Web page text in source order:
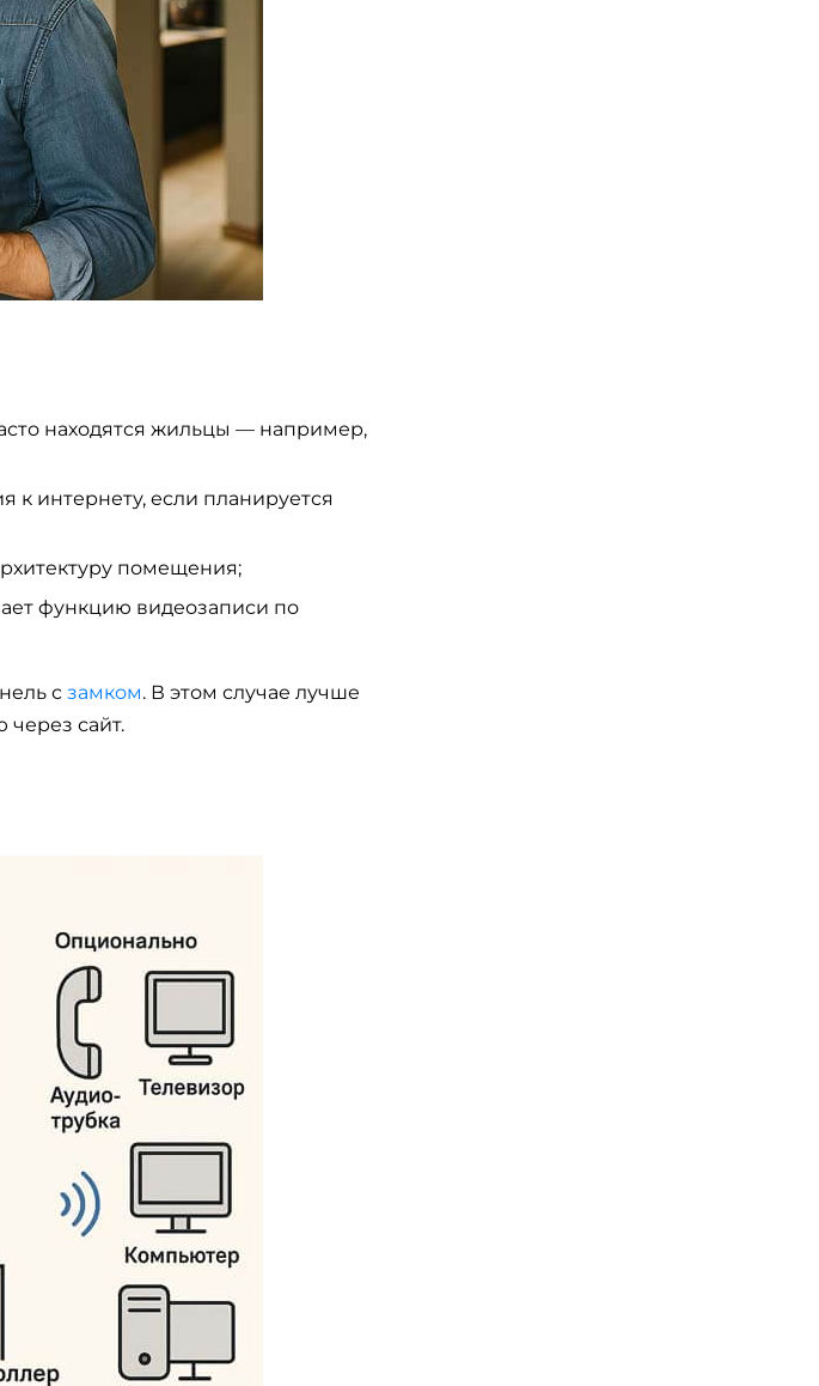
находятся жильцы — например,
к интернету, если планируется
помещения;
функцию видеозаписи по
с замком. В этом случае лучше
через сайт.